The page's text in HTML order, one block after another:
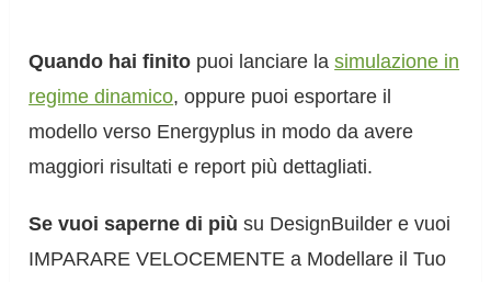
Quando hai finito puoi lanciare lasimulazione in
regime dinamico, oppure puoi esportare il
modello verso Energyplus in modo da avere
maggiori risultati e report più dettagliati.
Se vuoi saperne di più su DesignBuilder e vuoi
IMPARARE VELOCEMENTE a Modellare il Tuo